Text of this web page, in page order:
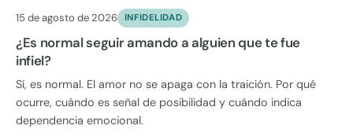
15 de agosto de 2026 INFIDELIDAD
¿Es normal seguir amando a alguien que te fue
infiel?
Sí, es normal. El amor no se apaga con la traición. Por qué
ocurre, cuándo es señal de posibilidad y cuándo indica
dependencia emocional.